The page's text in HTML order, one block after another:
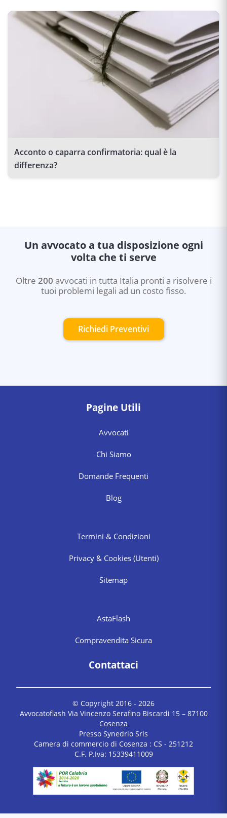
Acconto o caparra confirmatoria: qual è la
differenza?
Un avvocato a tua disposizione ogni
volta che ti serve
Oltre 200 avvocati in tutta Italia pronti a risolvere i
tuoi problemi legali ad un costo fisso.
Richiedi Preventivi
Pagine Utili
Avvocati
Chi Siamo
Domande Frequenti
Blog
Termini & Condizioni
Privacy & Cookies (Utenti)
Sitemap
AstaFlash
Compravendita Sicura
Contattaci
© Copyright 2016 - 2026
Avvocatoflash Via Vincenzo Serafino Biscardi 15 – 87100
Cosenza
Presso Synedrio Srls
Camera di commercio di Cosenza : CS - 251212
C.F. P.Iva: 15339411009